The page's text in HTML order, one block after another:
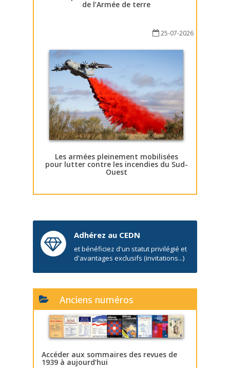
de l’Armée de terre
25-07-2026
Les armées pleinement mobilisées
pour lutter contre les incendies du Sud-
Ouest
Adhérez au CEDN
et bénéficiez d'un statut privilégié et
d'avantages exclusifs (invitations...)
Anciens numéros
Accéder aux sommaires des revues de
1939 à aujourd’hui